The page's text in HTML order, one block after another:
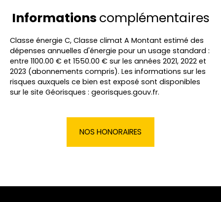
Informations complémentaires
Classe énergie C, Classe climat A Montant estimé des
dépenses annuelles d'énergie pour un usage standard :
entre 1100.00 € et 1550.00 € sur les années 2021, 2022 et
2023 (abonnements compris). Les informations sur les
risques auxquels ce bien est exposé sont disponibles
sur le site Géorisques : georisques.gouv.fr.
NOS HONORAIRES